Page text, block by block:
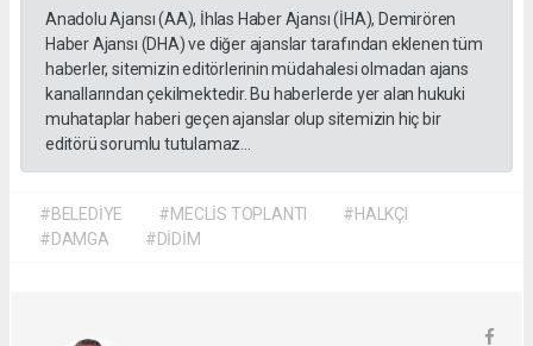
Anadolu Ajansı (AA), İhlas Haber Ajansı (İHA), Demirören
Haber Ajansı (DHA) ve diğer ajanslar tarafından eklenen tüm
haberler, sitemizin editörlerinin müdahalesi olmadan ajans
kanallarından çekilmektedir. Bu haberlerde yer alan hukuki
muhataplar haberi geçen ajanslar olup sitemizin hiç bir
editörü sorumlu tutulamaz...
#BELEDİYE #MECLİS TOPLANTI
#HALKÇI
#DAMGA
#DİDİM